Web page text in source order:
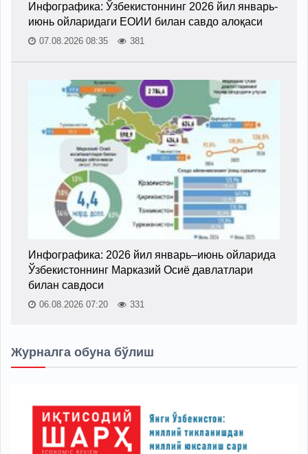
Инфографика: Ўзбекистоннинг 2026 йил январь-
июнь ойларидаги ЕОИИ билан савдо алоқаси
07.08.2026 08:35 381
Инфографика: 2026 йил январь–июнь ойларида
Ўзбекистоннинг Марказий Осиё давлатлари
билан савдоси
06.08.2026 07:20 331
Журналга обуна бўлиш